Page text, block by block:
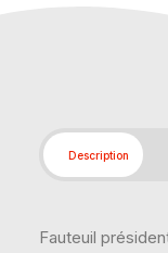
Description
Fauteuil